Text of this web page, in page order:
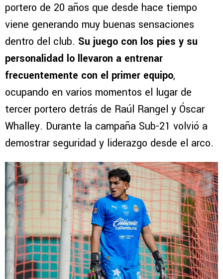
portero de 20 años que desde hace tiempo
viene generando muy buenas sensaciones
dentro del club. Su juego con los pies y su
personalidad lo llevaron a entrenar
frecuentemente con el primer equipo,
ocupando en varios momentos el lugar de
tercer portero detrás de Raúl Rangel y Óscar
Whalley. Durante la campaña Sub-21 volvió a
demostrar seguridad y liderazgo desde el arco.